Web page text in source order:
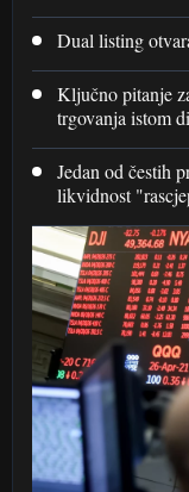
Dual listing
Ključno pitanje
trgovanja istom
Jedan od čestih
likvidnost